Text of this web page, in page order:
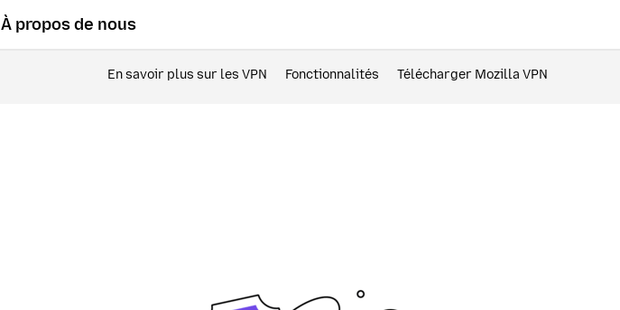
À propos de nous
En savoir plus sur les VPN Fonctionnalités Télécharger Mozilla VPN